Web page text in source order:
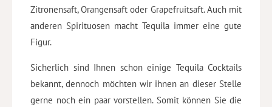
Zitronensaft, Orangensaft oder Grapefruitsaft. Auch mit
anderen Spirituosen macht Tequila immer eine gute
Figur.
Sicherlich sind Ihnen schon einige Tequila Cocktails
bekannt, dennoch möchten wir ihnen an dieser Stelle
gerne noch ein paar vorstellen. Somit können Sie die